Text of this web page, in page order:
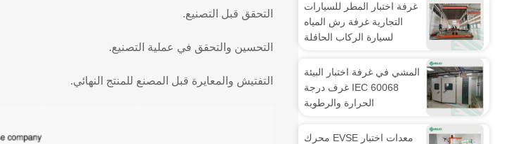
غرفة اختبار المطر للسيارات
التجارية غرفة رش المياه
لسيارة الركاب الحافلة
المشي في غرفة اختبار البيئة
IEC 60068 غرف درجة
الحرارة والرطوبة
معدات اختبار EVSE محرك
التحقق قبل التصنيع.
التحسين والتحقق في عملية التصنيع.
التفتيش والمعايرة قبل المصنع للمنتج النهائي.